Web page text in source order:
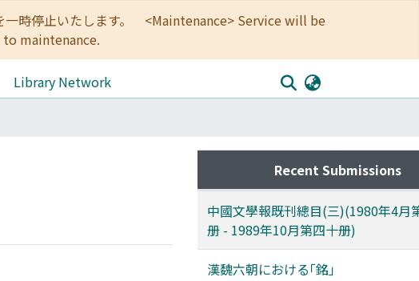
一時停止いたします。 <Maintenance> Service will be
maintenance.
Library Network
Recent Submissions
中國文學報既刊總目(三)(1980年4月
册 - 1989年10月第四十册)
漢魏六朝における｢銘｣